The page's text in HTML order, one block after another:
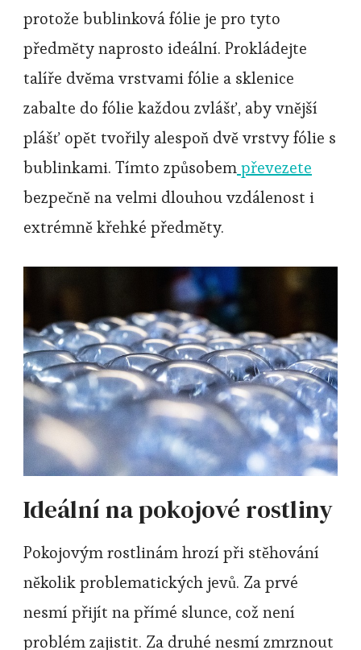
protože bublinková fólie je pro tyto
předměty naprosto ideální. Prokládejte
talíře dvěma vrstvami fólie a sklenice
zabalte do fólie každou zvlášť, aby vnější
plášť opět tvořily alespoň dvě vrstvy fólie s
bublinkami. Tímto způsobempřevezete
bezpečně na velmi dlouhou vzdálenost i
extrémně křehké předměty.
Ideální na pokojové rostliny
Pokojovým rostlinám hrozí při stěhování
několik problematických jevů. Za prvé
nesmí přijít na přímé slunce, což není
problém zajistit. Za druhé nesmí zmrznout